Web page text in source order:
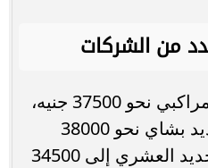
من الشركات
سجل سعر طن حديد المراكبي نحو 37500 جنيه،
بينما سجل سعر طن حديد بشاي نحو 38000
جنيه، ووصل سعر طن حديد العشري إلى 34500